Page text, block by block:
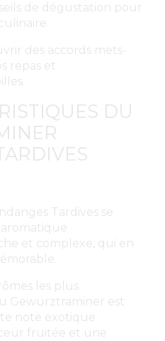
de dégustation pour
des accords mets-
repas et
DU
Tardives se
et complexe, qui en
les plus
Gewurztraminer est
note exotique
fruitée et une